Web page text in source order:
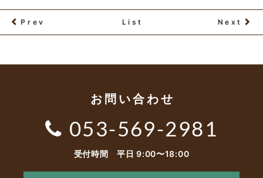
Prev List Next
お問い合わせ
053-569-2981
受付時間 平日 9:00〜18:00